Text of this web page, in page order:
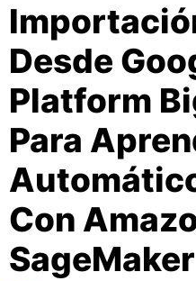
Desde
Platform
Para
Con